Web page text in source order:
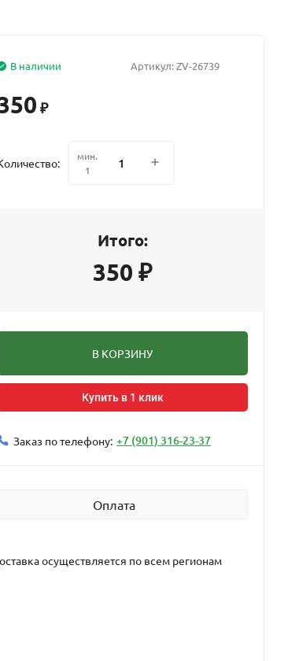
Артикул:ZV-26739
В наличии
₽
мин.
1
Итого:
350 ₽
В КОРЗИНУ
Купить в 1 клик
Заказ по телефону: +7 (901) 316-23-37
Оплата
осуществляется по всем регионам